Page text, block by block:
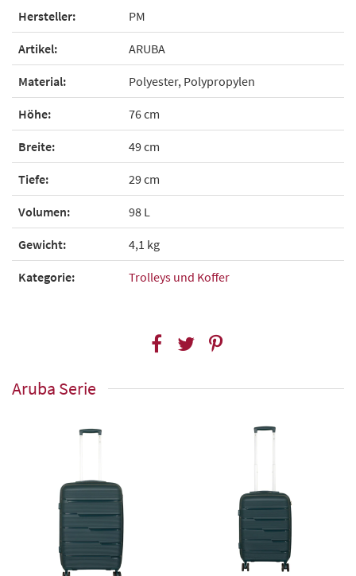
Hersteller: PM
Artikel: ARUBA
Material: Polyester, Polypropylen
Höhe: 76 cm
Breite: 49 cm
Tiefe: 29 cm
Volumen: 98 L
Gewicht: 4,1 kg
Kategorie: Trolleys und Koffer
Aruba Serie